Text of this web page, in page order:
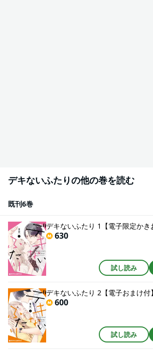
デキないふたりの他の巻を読む
既刊6巻
デキないふたり 1【電子限定かき
630
試し読み
デキないふたり 2【電子おまけ付】
600
試し読み